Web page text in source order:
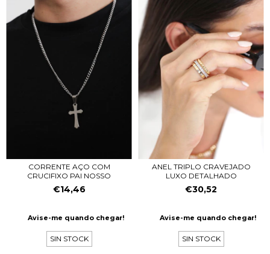
CORRENTE AÇO COM
CRUCIFIXO PAI NOSSO
€14,46
Avise-me quando chegar!
SIN STOCK
ANEL TRIPLO CRAVEJADO
LUXO DETALHADO
€30,52
Avise-me quando chegar!
SIN STOCK